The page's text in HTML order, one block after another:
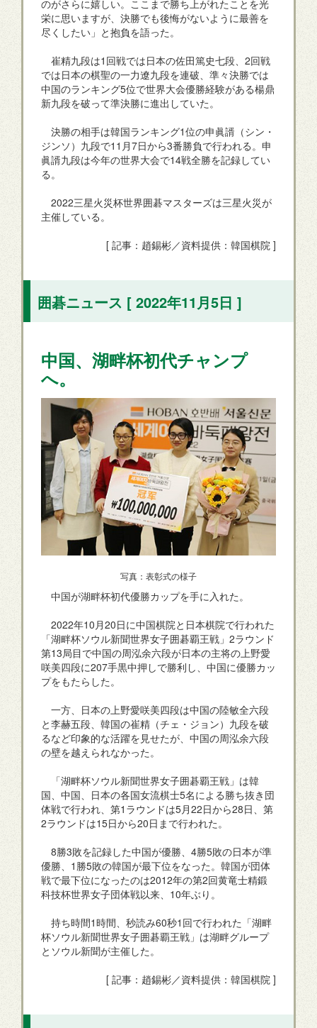
のがさらに嬉しい。ここまで勝ち上がれたことを光
栄に思いますが、決勝でも後悔がないように最善を
尽くしたい」と抱負を語った。
崔精九段は1回戦では日本の佐田篤史七段、2回戦
では日本の棋聖の一力遼九段を連破、準々決勝では
中国のランキング5位で世界大会優勝経験がある楊鼎
新九段を破って準決勝に進出していた。
決勝の相手は韓国ランキング1位の申眞諝（シン・
ジンソ）九段で11月7日から3番勝負で行われる。申
眞諝九段は今年の世界大会で14戦全勝を記録してい
る。
2022三星火災杯世界囲碁マスターズは三星火災が
主催している。
[ 記事：趙錫彬／資料提供：韓国棋院 ]
囲碁ニュース [ 2022年11月5日 ]
中国、湖畔杯初代チャンプ
へ。
写真：表彰式の様子
中国が湖畔杯初代優勝カップを手に入れた。
2022年10月20日に中国棋院と日本棋院で行われた
「湖畔杯ソウル新聞世界女子囲碁覇王戦」2ラウンド
第13局目で中国の周泓余六段が日本の主将の上野愛
咲美四段に207手黒中押しで勝利し、中国に優勝カッ
プをもたらした。
一方、日本の上野愛咲美四段は中国の陸敏全六段
と李赫五段、韓国の崔精（チェ・ジョン）九段を破
るなど印象的な活躍を見せたが、中国の周泓余六段
の壁を越えられなかった。
「湖畔杯ソウル新聞世界女子囲碁覇王戦」は韓
国、中国、日本の各国女流棋士5名による勝ち抜き団
体戦で行われ、第1ラウンドは5月22日から28日、第
2ラウンドは15日から20日まで行われた。
8勝3敗を記録した中国が優勝、4勝5敗の日本が準
優勝、1勝5敗の韓国が最下位をなった。韓国が団体
戦で最下位になったのは2012年の第2回黄竜士精鍛
科技杯世界女子団体戦以来、10年ぶり。
持ち時間1時間、秒読み60秒1回で行われた「湖畔
杯ソウル新聞世界女子囲碁覇王戦」は湖畔グループ
とソウル新聞が主催した。
[ 記事：趙錫彬／資料提供：韓国棋院 ]